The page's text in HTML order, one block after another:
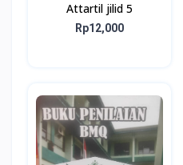
Attartil jilid 5
Rp12,000